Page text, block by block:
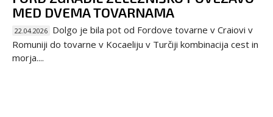
MED DVEMA TOVARNAMA
22.04.2026 Dolgo je bila pot od Fordove tovarne v Craiovi v
Romuniji do tovarne v Kocaeliju v Turčiji kombinacija cest in
morja....